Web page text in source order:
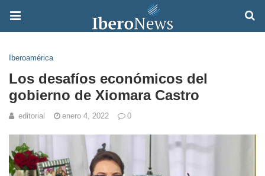
Iberoamérica
Los desafíos económicos del
gobierno de Xiomara Castro
editorial enero 4, 2022 0